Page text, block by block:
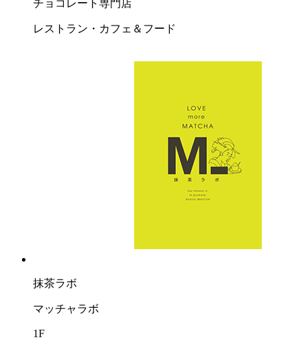
チョコレート専門店
レストラン・カフェ＆フード
抹茶ラボ
マッチャラボ
1F